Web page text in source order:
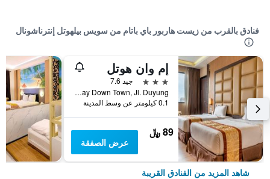
فنادق بالقرب من زيست هاربور باي باتام من سويس بيلهوتل إنترناشونال
إم وان هوتل
3 نجوم
جيد 7.6
Harbour Bay Down Town, Jl. Duyung, باتام كوتا, إندونيسيا
0.1 كيلومتر عن وسط المدينة
89 ﷼
عرض الصفقة
شاهد المزيد من الفنادق القريبة